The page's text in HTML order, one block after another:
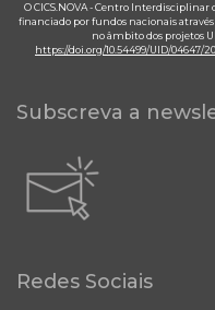
O CICS.NOVA - Centro Interdisciplinar
financiado por fundos nacionais através
no âmbito dos projetos
https://doi.org/10.54499/UID/04647/
Subscreva a
Redes Sociais